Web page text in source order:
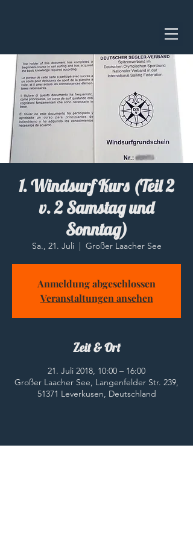
1. Windsurf Kurs (Teil 2
v. 2 Samstag und
Sonntag)
Sa., 21. Juli
  |
Großer Laacher See
Anmeldung abgeschlossen
Veranstaltungen ansehen
Zeit & Ort
21. Juli 2018, 10:00 – 16:00
Großer Laacher See, Langenfelder Str. 239,
51371 Leverkusen, Deutschland